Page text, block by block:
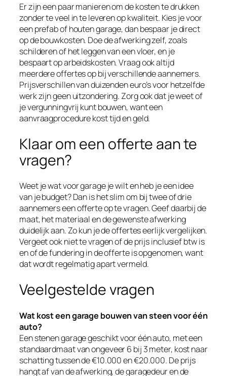
Er zijn een paar manieren om de kosten te drukken
zonder te veel in te leveren op kwaliteit. Kies je voor
een prefab of houten garage, dan bespaar je direct
op de bouwkosten. Doe de afwerking zelf, zoals
schilderen of het leggen van een vloer, en je
bespaart op arbeidskosten. Vraag ook altijd
meerdere offertes op bij verschillende aannemers.
Prijsverschillen van duizenden euro’s voor hetzelfde
werk zijn geen uitzondering. Zorg ook dat je weet of
je vergunningvrij kunt bouwen, want een
aanvraagprocedure kost tijd en geld.
Klaar om een offerte aan te
vragen?
Weet je wat voor garage je wilt en heb je een idee
van je budget? Dan is het slim om bij twee of drie
aannemers een offerte op te vragen. Geef daarbij de
maat, het materiaal en de gewenste afwerking
duidelijk aan. Zo kun je de offertes eerlijk vergelijken.
Vergeet ook niet te vragen of de prijs inclusief btw is
en of de fundering in de offerte is opgenomen, want
dat wordt regelmatig apart vermeld.
Veelgestelde vragen
Wat kost een garage bouwen van steen voor één
auto?
Een stenen garage geschikt voor één auto, met een
standaardmaat van ongeveer 6 bij 3 meter, kost naar
schatting tussen de €10.000 en €20.000. De prijs
hangt af van de afwerking, de garagedeur en de